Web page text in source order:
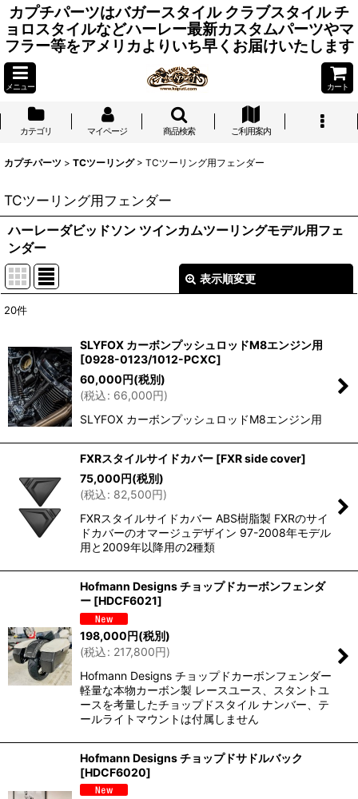
カプチパーツはバガースタイル クラブスタイル チ
ョロスタイルなどハーレー最新カスタムパーツやマ
フラー等をアメリカよりいち早くお届けいたします
メニュー カート
カテゴリ マイページ 商品検索 ご利用案内
カプチパーツ > TCツーリング > TCツーリング用フェンダー
TCツーリング用フェンダー
ハーレーダビッドソン ツインカムツーリングモデル用フェ
ンダー
表示順変更
並び順:
絞り込む
20件
SLYFOX カーボンプッシュロッドM8エンジン用
[0928-0123/1012-PCXC]
60,000円(税別)
(税込: 66,000円)
SLYFOX カーボンプッシュロッドM8エンジン用
FXRスタイルサイドカバー [FXR side cover]
75,000円(税別)
(税込: 82,500円)
FXRスタイルサイドカバー ABS樹脂製 FXRのサイ
ドカバーのオマージュデザイン 97-2008年モデル
用と2009年以降用の2種類
Hofmann Designs チョップドカーボンフェンダ
ー [HDCF6021]
198,000円(税別)
(税込: 217,800円)
Hofmann Designs チョップドカーボンフェンダー
軽量な本物カーボン製 レースユース、スタントユ
ースを考量したチョップドスタイル ナンバー、テ
ールライトマウントは付属しません
Hofmann Designs チョップドサドルバック
[HDCF6020]